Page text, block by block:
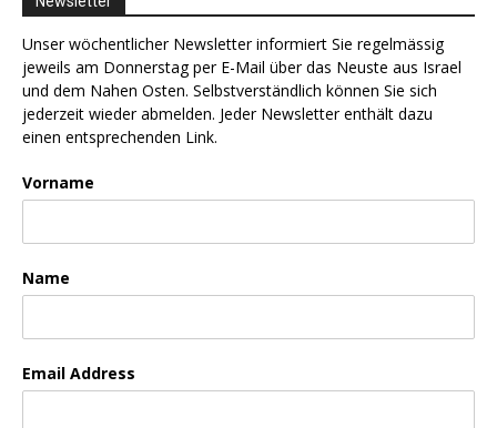
Unser wöchentlicher Newsletter informiert Sie regelmässig
jeweils am Donnerstag per E-Mail über das Neuste aus Israel
und dem Nahen Osten. Selbstverständlich können Sie sich
jederzeit wieder abmelden. Jeder Newsletter enthält dazu
einen entsprechenden Link.
Vorname
Name
Email Address